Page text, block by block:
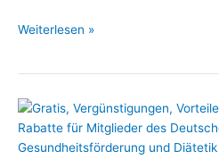
Diätassistenten
von
der
Mitgliedschaft
Weiterlesen »